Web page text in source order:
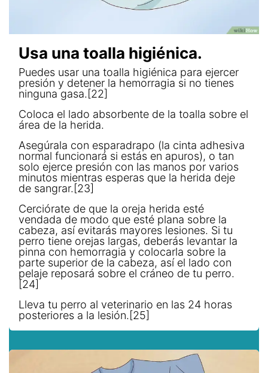
Usa una toalla higiénica.
Puedes usar una toalla higiénica para ejercer
presión y detener la hemorragia si no tienes
ninguna gasa.[22]
Coloca el lado absorbente de la toalla sobre el
área de la herida.
Asegúrala con esparadrapo (la cinta adhesiva
normal funcionará si estás en apuros), o tan
solo ejerce presión con las manos por varios
minutos mientras esperas que la herida deje
de sangrar.[23]
Cerciórate de que la oreja herida esté
vendada de modo que esté plana sobre la
cabeza, así evitarás mayores lesiones. Si tu
perro tiene orejas largas, deberás levantar la
pinna con hemorragia y colocarla sobre la
parte superior de la cabeza, así el lado con
pelaje reposará sobre el cráneo de tu perro.
[24]
Lleva tu perro al veterinario en las 24 horas
posteriores a la lesión.[25]